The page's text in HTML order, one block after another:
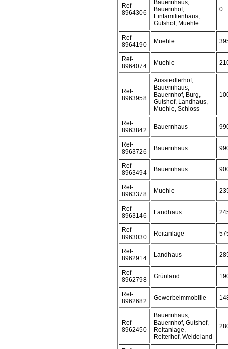
Ref-
8964306
Bauernhaus,
Bauernhof,
Einfamilienhaus,
Gutshof, Muehle
0
Ref-
8964190
Muehle
Ref-
8964074
Muehle
Ref-
8963958
Aussiedlerhof,
Bauernhaus,
Bauernhof, Burg,
Gutshof, Landhaus,
Muehle, Schloss
Ref-
8963842
Bauernhaus
Ref-
8963726
Bauernhaus
Ref-
8963494
Bauernhaus
Ref-
8963378
Muehle
Ref-
8963146
Landhaus
Ref-
8963030
Reitanlage
Ref-
8962914
Landhaus
Ref-
8962798
Grünland
Ref-
8962682
Gewerbeimmobilie
Ref-
8962450
Bauernhaus,
Bauernhof, Gutshof,
Reitanlage,
Reiterhof, Weideland